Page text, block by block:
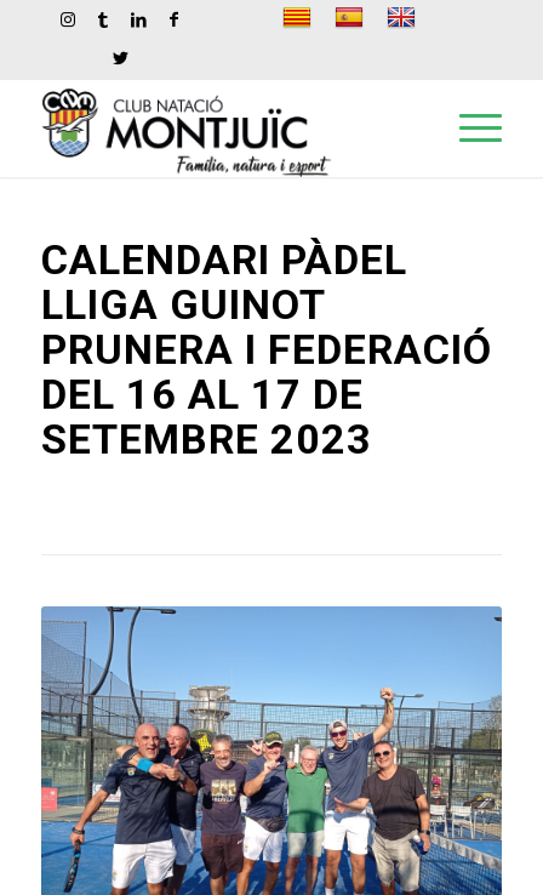
CALENDARI PÀDEL
LLIGA GUINOT
PRUNERA I FEDERACIÓ
DEL 16 AL 17 DE
SETEMBRE 2023